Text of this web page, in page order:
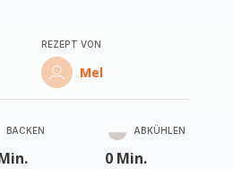
REZEPT VON
Mel
BACKEN ABKÜHLEN
0 Min.